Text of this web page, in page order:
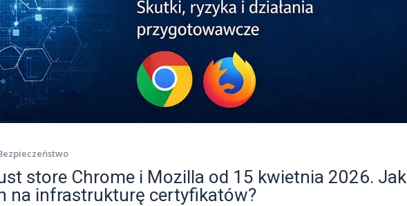
store Chrome i Mozilla od 15 kwietnia 2026. Jak
na infrastrukturę certyfikatów?